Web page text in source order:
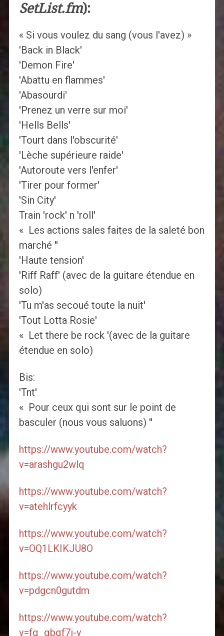
SetList.fm):
« Si vous voulez du sang (vous l'avez) »
'Back in Black'
'Demon Fire'
'Abattu en flammes'
'Abasourdi'
'Prenez un verre sur moi'
'Hells Bells'
'Tourt dans l'obscurité'
'Lèche supérieure raide'
'Autoroute vers l'enfer'
'Tirer pour former'
'Sin City'
Train 'rock' n 'roll'
« Les actions sales faites de la saleté bon
marché ''
'Haute tension'
'Riff Raff' (avec de la guitare étendue en
solo)
'Tu m'as secoué toute la nuit'
'Tout Lotta Rosie'
« Let there be rock '(avec de la guitare
étendue en solo)
Bis:
'Tnt'
« Pour ceux qui sont sur le point de
basculer (nous vous saluons) ''
https://www.youtube.com/watch?
v=arashgu2wlq
https://www.youtube.com/watch?
v=atehlrfcyyk
https://www.youtube.com/watch?
v=OQ1LKIKJU8O
https://www.youtube.com/watch?
v=pdgcn0gutdm
https://www.youtube.com/watch?
v=fq_qbqf7i-y